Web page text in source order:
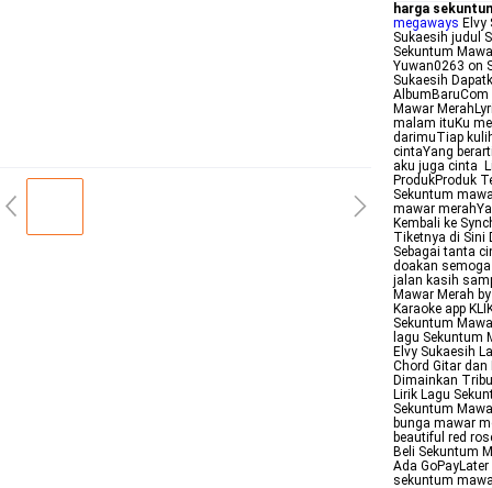
harga
megaways Elvy
Sukaesih judul
Sekuntum
Yuwan0263 on
Sukaesih
Mawar
malam ituKu
darimuTiap
cintaYang
aku juga cinta
ProdukProduk
Sekuntum
mawar
Kembali ke
Tiketnya di Sini
Sebagai tanta
doakan
jalan kasih
Mawar Merah
Karaoke app
Sekuntum
lagu Sekuntum
Elvy Sukaesih
Chord Gitar dan
Dimainkan
Lirik Lagu
Sekuntum
bunga mawar
beautiful red
Beli Sekuntum
Ada
sekuntum